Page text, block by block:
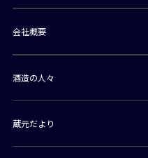
会社概要
酒造の人々
蔵元だより